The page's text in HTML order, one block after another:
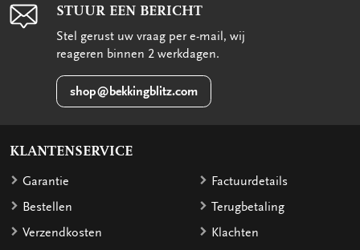
STUUR EEN BERICHT
Stel gerust uw vraag per e-mail, wij
reageren binnen 2 werkdagen.
shop@bekkingblitz.com
KLANTENSERVICE
Garantie
Bestellen
Verzendkosten
Factuurdetails
Terugbetaling
Klachten